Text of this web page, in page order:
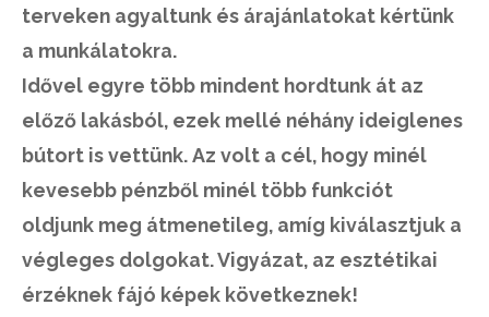
terveken agyaltunk és árajánlatokat kértünk
a munkálatokra.
Idővel egyre több mindent hordtunk át az
előző lakásból, ezek mellé néhány ideiglenes
bútort is vettünk. Az volt a cél, hogy minél
kevesebb pénzből minél több funkciót
oldjunk meg átmenetileg, amíg kiválasztjuk a
végleges dolgokat. Vigyázat, az esztétikai
érzéknek fájó képek következnek!